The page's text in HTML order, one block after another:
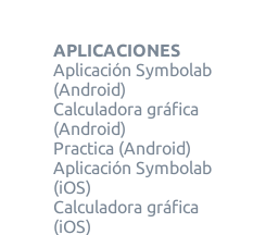
APLICACIONES
Aplicación Symbolab
(Android)
Calculadora gráfica
(Android)
Practica (Android)
Aplicación Symbolab
(iOS)
Calculadora gráfica
(iOS)